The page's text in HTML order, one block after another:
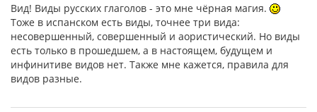
Вид! Виды русских глаголов - это мне чёрная магия.
Тоже в испанском есть виды, точнее три вида:
несовершенный, совершенный и аористический. Но виды
есть только в прошедшем, а в настоящем, будущем и
инфинитиве видов нет. Также мне кажется, правила для
видов разные.